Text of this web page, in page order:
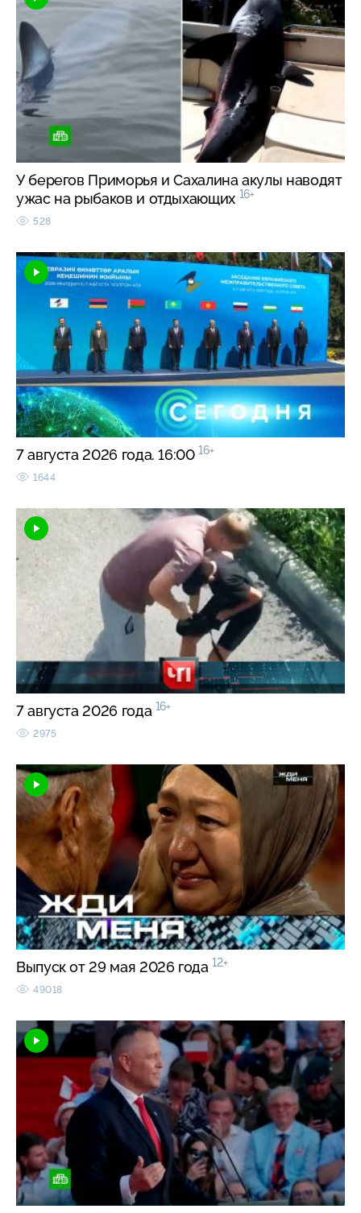
У берегов Приморья и Сахалина акулы наводят
ужас на рыбаков и отдыхающих 16+
528
7 августа 2026 года. 16:00 16+
1644
7 августа 2026 года 16+
2975
Выпуск от 29 мая 2026 года 12+
49018